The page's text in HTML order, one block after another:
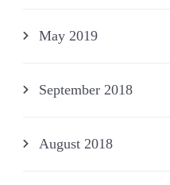
May 2019
September 2018
August 2018